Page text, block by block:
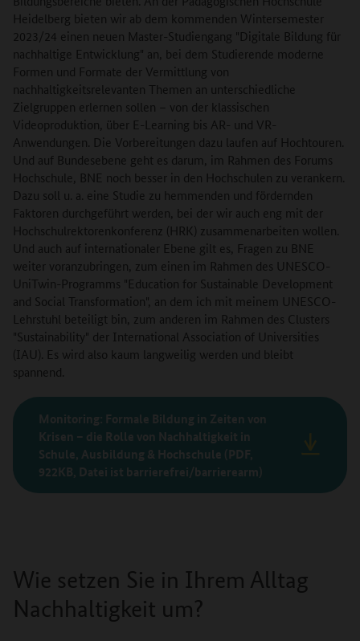
Heidelberg bieten wir ab dem kommenden Wintersemester
2023/24 einen neuen Master-Studiengang "Digitale Bildung für
nachhaltige Entwicklung" an, bei dem Studierende moderne
Formen und Formate der Vermittlung von
nachhaltigkeitsrelevanten Themen an unterschiedliche
Zielgruppen erlernen sollen – von der klassischen
Videoproduktion, über E-Learning bis AR- und VR-
Anwendungen. Die Vorbereitungen dazu laufen auf Hochtouren.
Und auf Bundesebene geht es darum, im Rahmen des Forums
Hochschule, BNE noch besser in den Hochschulen zu verankern.
Dazu soll u. a. eine Studie zu hemmenden und fördernden
Faktoren durchgeführt werden, bei der wir auch eng mit der
Hochschulrektorenkonferenz (HRK) zusammenarbeiten wollen.
Und auch auf internationaler Ebene gilt es, Fragen zu BNE
weiter voranzubringen, zum einen im Rahmen des UNESCO-
UniTwin-Programms "Education for Sustainable Development
and Social Transformation", an dem ich mit meinem UNESCO-
Lehrstuhl beteiligt bin, zum anderen im Rahmen des Clusters
"Sustainability" der International Association of Universities
(IAU). Es wird also kaum langweilig werden und bleibt
spannend.
Monitoring: Formale Bildung in Zeiten von
Krisen – die Rolle von Nachhaltigkeit in
Schule, Ausbildung & Hochschule (PDF,
922KB, Datei ist barrierefrei/barrierearm)
Wie setzen Sie in Ihrem Alltag
Nachhaltigkeit um?